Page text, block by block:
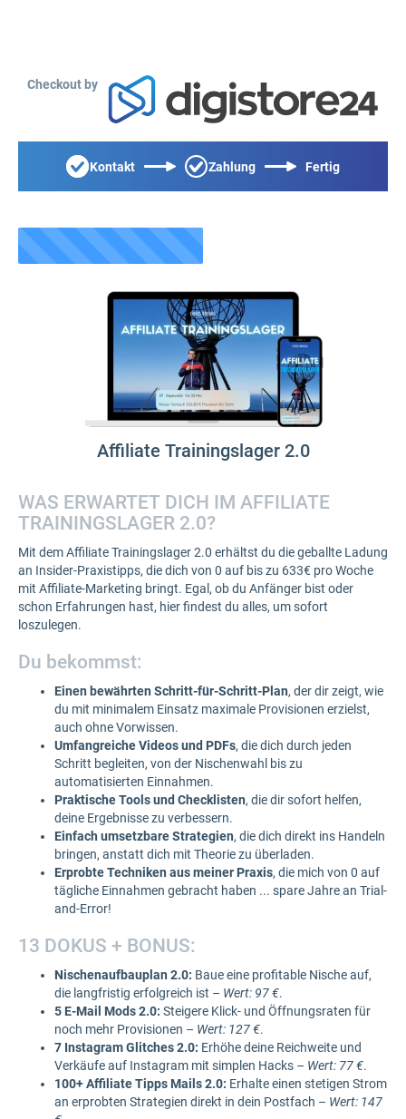
Checkout by
Kontakt Zahlung Fertig
Affiliate Trainingslager 2.0
WAS ERWARTET DICH IM AFFILIATE
TRAININGSLAGER 2.0?
Mit dem Affiliate Trainingslager 2.0 erhältst du die geballte Ladung
an Insider-Praxistipps, die dich von 0 auf bis zu 633€ pro Woche
mit Affiliate-Marketing bringt. Egal, ob du Anfänger bist oder
schon Erfahrungen hast, hier findest du alles, um sofort
loszulegen.
Du bekommst:
Einen bewährten Schritt-für-Schritt-Plan, der dir zeigt, wie
du mit minimalem Einsatz maximale Provisionen erzielst,
auch ohne Vorwissen.
Umfangreiche Videos und PDFs, die dich durch jeden
Schritt begleiten, von der Nischenwahl bis zu
automatisierten Einnahmen.
Praktische Tools und Checklisten, die dir sofort helfen,
deine Ergebnisse zu verbessern.
Einfach umsetzbare Strategien, die dich direkt ins Handeln
bringen, anstatt dich mit Theorie zu überladen.
Erprobte Techniken aus meiner Praxis, die mich von 0 auf
tägliche Einnahmen gebracht haben ... spare Jahre an Trial-
and-Error!
13 DOKUS + BONUS:
Nischenaufbauplan 2.0: Baue eine profitable Nische auf,
die langfristig erfolgreich ist – Wert: 97 €.
5 E-Mail Mods 2.0: Steigere Klick- und Öffnungsraten für
noch mehr Provisionen – Wert: 127 €.
7 Instagram Glitches 2.0: Erhöhe deine Reichweite und
Verkäufe auf Instagram mit simplen Hacks – Wert: 77 €.
100+ Affiliate Tipps Mails 2.0: Erhalte einen stetigen Strom
an erprobten Strategien direkt in dein Postfach – Wert: 147